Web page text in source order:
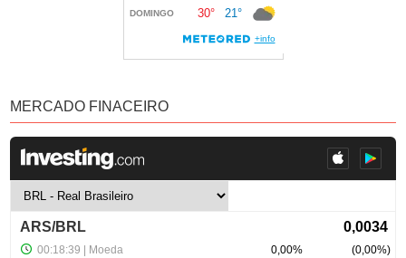
MERCADO FINACEIRO